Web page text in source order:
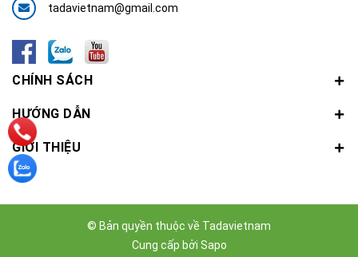
tadavietnam@gmail.com
CHÍNH SÁCH
HƯỚNG DẪN
GIỚI THIỆU
© Bản quyền thuộc về Tadavietnam
Cung cấp bởi Sapo